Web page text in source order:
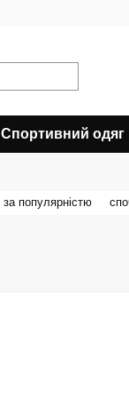
Спортивний одяг
за популярністю